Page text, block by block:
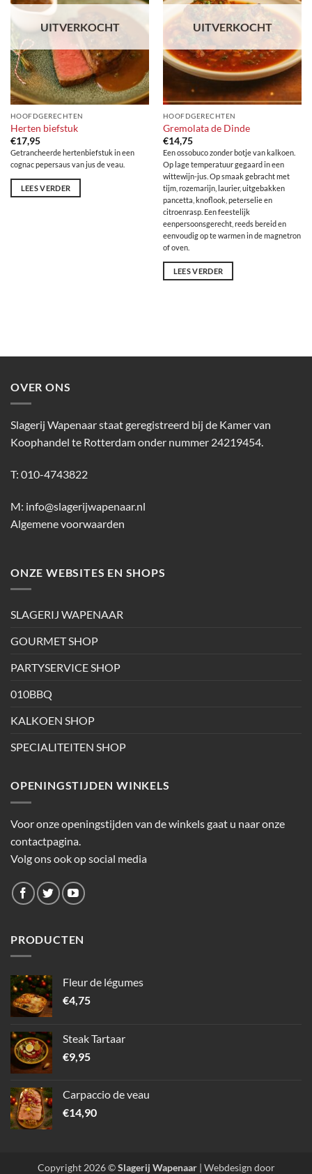
UITVERKOCHT
HOOFDGERECHTEN
Herten biefstuk
€17,95
Getrancheerde hertenbiefstuk in een
cognac pepersaus van jus de veau.
LEES VERDER
UITVERKOCHT
HOOFDGERECHTEN
Gremolata de Dinde
€14,75
Een ossobuco zonder botje van kalkoen.
Op lage temperatuur gegaard in een
wittewijn-jus. Op smaak gebracht met
tijm, rozemarijn, laurier, uitgebakken
pancetta, knoflook, peterselie en
citroenrasp. Een feestelijk
eenpersoonsgerecht, reeds bereid en
eenvoudig op te warmen in de magnetron
of oven.
LEES VERDER
OVER ONS
Slagerij Wapenaar staat geregistreerd bij de Kamer van
Koophandel te Rotterdam onder nummer 24219454.
T: 010-4743822
M: info@slagerijwapenaar.nl
Algemene voorwaarden
ONZE WEBSITES EN SHOPS
SLAGERIJ WAPENAAR
GOURMET SHOP
PARTYSERVICE SHOP
010BBQ
KALKOEN SHOP
SPECIALITEITEN SHOP
OPENINGSTIJDEN WINKELS
Voor onze openingstijden van de winkels gaat u naar onze
contactpagina.
Volg ons ook op social media
PRODUCTEN
Fleur de légumes
€4,75
Steak Tartaar
€9,95
Carpaccio de veau
€14,90
Copyright 2026 ©Slagerij Wapenaar| Webdesign door